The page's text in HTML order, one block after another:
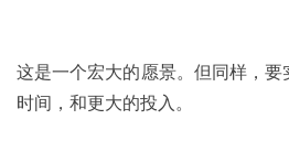
这是一个宏大的愿景。但同样，
时间，和更大的投入。